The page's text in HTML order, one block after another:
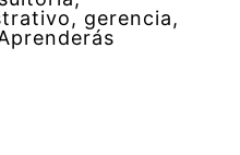
gerencia,